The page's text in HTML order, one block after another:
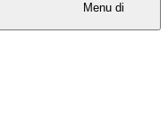
Menu di